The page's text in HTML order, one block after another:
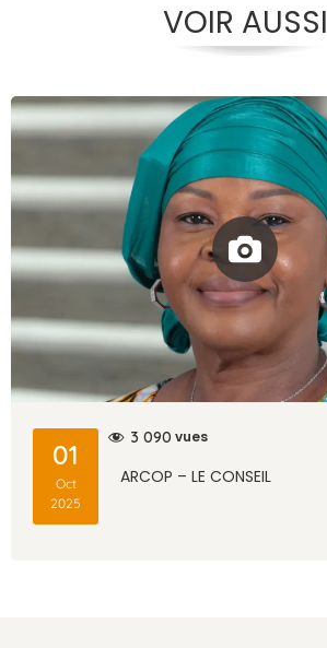
VOIR AUSSI
3 090 vues
ARCOP – LE CONSEIL
01
Oct
2025